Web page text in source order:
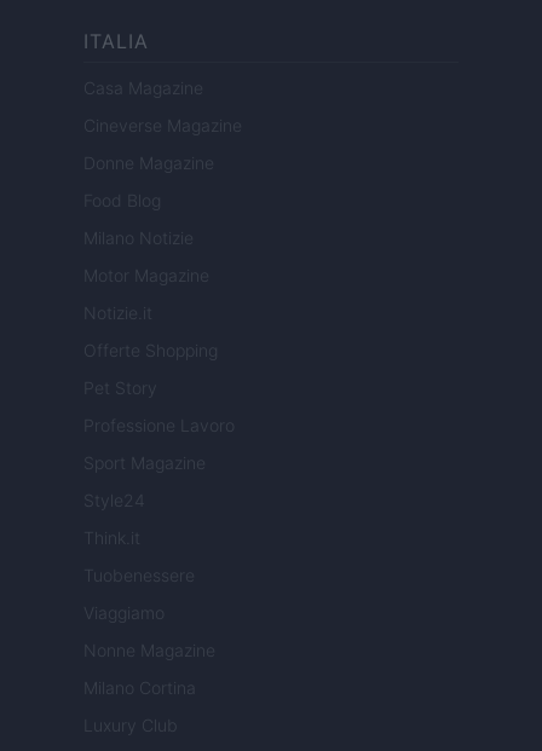
ITALIA
Casa Magazine
Cineverse Magazine
Donne Magazine
Food Blog
Milano Notizie
Motor Magazine
Notizie.it
Offerte Shopping
Pet Story
Professione Lavoro
Sport Magazine
Style24
Think.it
Tuobenessere
Viaggiamo
Nonne Magazine
Milano Cortina
Luxury Club